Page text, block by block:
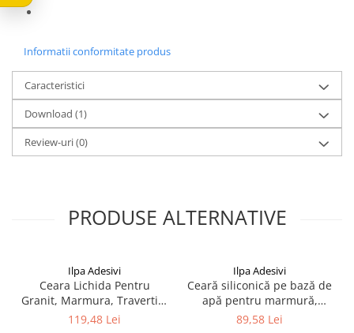
Informatii conformitate produs
Caracteristici
Download (1)
Review-uri(0)
PRODUSE ALTERNATIVE
Ilpa Adesivi
Ceara Lichida Pentru
Granit, Marmura, Travertin,
Ardezie si Piatra Naturala –
119,48 Lei
Ilpa Adesivi
Ceară siliconică pe bază de
apă pentru marmură,
granit și piatră naturală –
89,58 Lei